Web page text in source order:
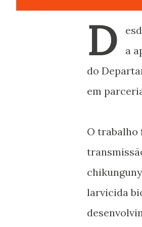
D
a
do
em
O trabalho
larvicida